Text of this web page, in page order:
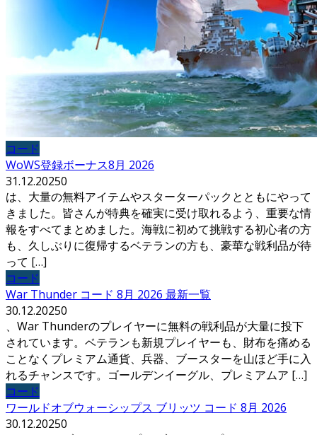
コード
WoWS登録ボーナス8月 2026
31.12.20250
は、大量の無料アイテムやスターターパックとともにやって
きました。皆さんが特典を確実に受け取れるよう、重要な情
報をすべてまとめました。海戦に初めて挑戦する初心者の方
も、久しぶりに復帰するベテランの方も、豪華な戦利品が待
って […]
コード
War Thunder コード 8月 2026 最新一覧
30.12.20250
、War Thunderのプレイヤーに無料の戦利品が大量に投下
されています。ベテランも新規プレイヤーも、財布を痛める
ことなくプレミアム通貨、兵器、ブースターを山ほど手に入
れるチャンスです。ゴールデンイーグル、プレミアムア […]
コード
ワールドオブウォーシップス ブリッツ コード 8月 2026
30.12.20250